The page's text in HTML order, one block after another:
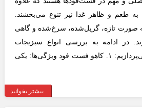
طعم و ظاهر غذا نیز تنوع می‌بخشند.
تازه، گریل‌شده، سرخ‌شده و گاهی
در ادامه به بررسی انواع سبزیجات
پرکاربرد در فست‌فودها می‌پردازیم: ۱. کاهو فست فود ویژگی‌ها: یکی
بیشتر بخوانید